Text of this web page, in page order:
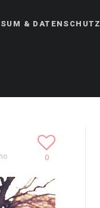
& DATENSCHUTZ
0